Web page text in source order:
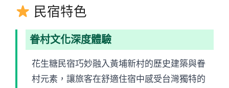
民宿特色
眷村文化深度體驗
花生糖民宿巧妙融入黃埔新村的歷史建築與眷
村元素，讓旅客在舒適住宿中感受台灣獨特的